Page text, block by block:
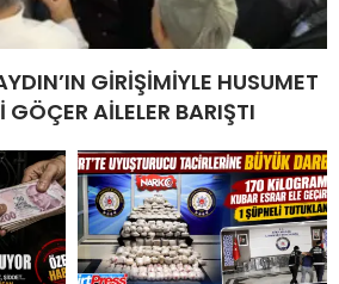
GİRİŞİMİYLE HUSUMET
GÖÇER AİLELER BARIŞTI